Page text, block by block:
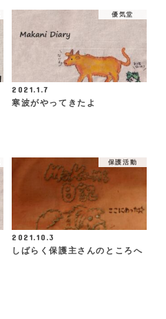
優気堂
2021.1.7
寒波がやってきたよ
保護活動
2021.10.3
しばらく保護主さんのところへ